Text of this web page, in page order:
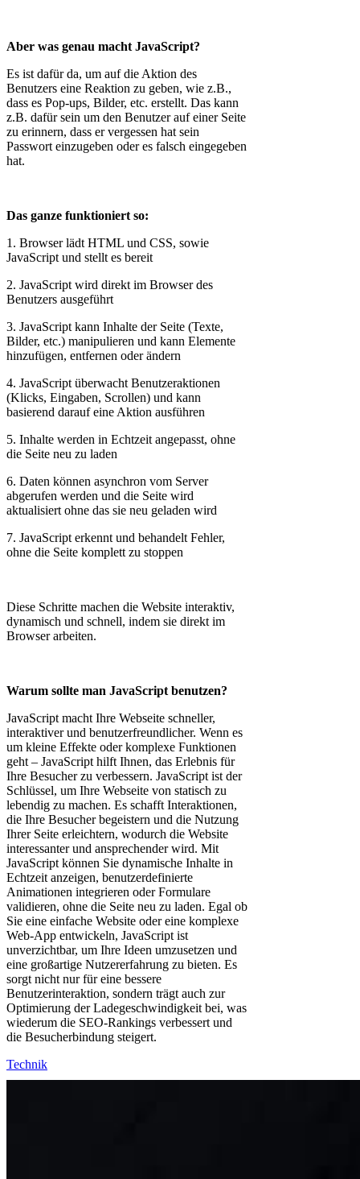
Aber was genau macht JavaScript?
Es ist dafür da, um auf die Aktion des
Benutzers eine Reaktion zu geben, wie z.B.,
dass es Pop-ups, Bilder, etc. erstellt. Das kann
z.B. dafür sein um den Benutzer auf einer Seite
zu erinnern, dass er vergessen hat sein
Passwort einzugeben oder es falsch eingegeben
hat.
Das ganze funktioniert so:
1. Browser lädt HTML und CSS, sowie
JavaScript und stellt es bereit
2. JavaScript wird direkt im Browser des
Benutzers ausgeführt
3. JavaScript kann Inhalte der Seite (Texte,
Bilder, etc.) manipulieren und kann Elemente
hinzufügen, entfernen oder ändern
4. JavaScript überwacht Benutzeraktionen
(Klicks, Eingaben, Scrollen) und kann
basierend darauf eine Aktion ausführen
5. Inhalte werden in Echtzeit angepasst, ohne
die Seite neu zu laden
6. Daten können asynchron vom Server
abgerufen werden und die Seite wird
aktualisiert ohne das sie neu geladen wird
7. JavaScript erkennt und behandelt Fehler,
ohne die Seite komplett zu stoppen
Diese Schritte machen die Website interaktiv,
dynamisch und schnell, indem sie direkt im
Browser arbeiten.
Warum sollte man JavaScript benutzen?
JavaScript macht Ihre Webseite schneller,
interaktiver und benutzerfreundlicher. Wenn es
um kleine Effekte oder komplexe Funktionen
geht – JavaScript hilft Ihnen, das Erlebnis für
Ihre Besucher zu verbessern. JavaScript ist der
Schlüssel, um Ihre Webseite von statisch zu
lebendig zu machen. Es schafft Interaktionen,
die Ihre Besucher begeistern und die Nutzung
Ihrer Seite erleichtern, wodurch die Website
interessanter und ansprechender wird. Mit
JavaScript können Sie dynamische Inhalte in
Echtzeit anzeigen, benutzerdefinierte
Animationen integrieren oder Formulare
validieren, ohne die Seite neu zu laden. Egal ob
Sie eine einfache Website oder eine komplexe
Web-App entwickeln, JavaScript ist
unverzichtbar, um Ihre Ideen umzusetzen und
eine großartige Nutzererfahrung zu bieten. Es
sorgt nicht nur für eine bessere
Benutzerinteraktion, sondern trägt auch zur
Optimierung der Ladegeschwindigkeit bei, was
wiederum die SEO-Rankings verbessert und
die Besucherbindung steigert.
Technik